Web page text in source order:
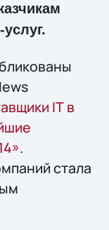
IТ в
.
стала